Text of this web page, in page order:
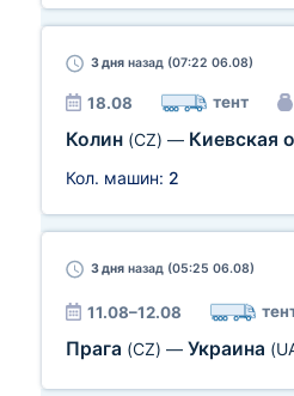
3 дня назад (07:22 06.08)
18.08 тент
Колин (CZ) — Киевская
Кол. машин: 2
3 дня назад (05:25 06.08)
11.08–12.08
Прага (CZ) — Украина